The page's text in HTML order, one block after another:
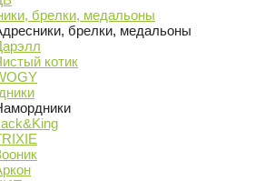
брелки, медальоны
брелки, медальоны
котик